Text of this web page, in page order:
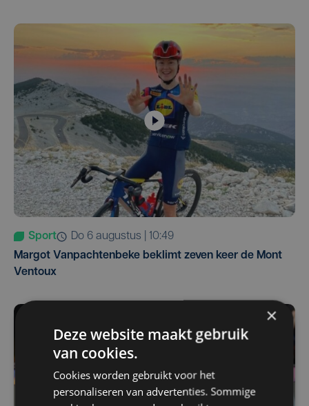
Sport
do 6 augustus | 10:49
Margot Vanpachtenbeke beklimt zeven keer de Mont
Ventoux
×
Deze website maakt gebruik
van cookies.
Cookies worden gebruikt voor het
personaliseren van advertenties. Sommige